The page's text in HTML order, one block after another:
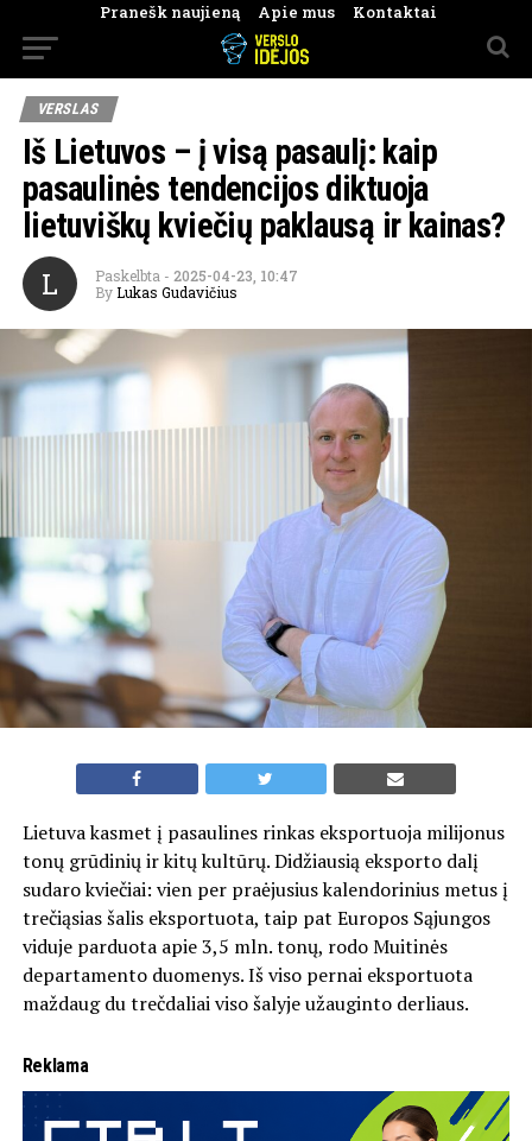
Pranešk naujieną Apie mus Kontaktai
VERSLAS
Iš Lietuvos – į visą pasaulį: kaip
pasaulinės tendencijos diktuoja
lietuviškų kviečių paklausą ir kainas?
L Paskelbta - 2025-04-23, 10:47
By Lukas Gudavičius
Lietuva kasmet į pasaulines rinkas eksportuoja milijonus
tonų grūdinių ir kitų kultūrų. Didžiausią eksporto dalį
sudaro kviečiai: vien per praėjusius kalendorinius metus į
trečiąsias šalis eksportuota, taip pat Europos Sąjungos
viduje parduota apie 3,5 mln. tonų, rodo Muitinės
departamento duomenys. Iš viso pernai eksportuota
maždaug du trečdaliai viso šalyje užauginto derliaus.
Reklama